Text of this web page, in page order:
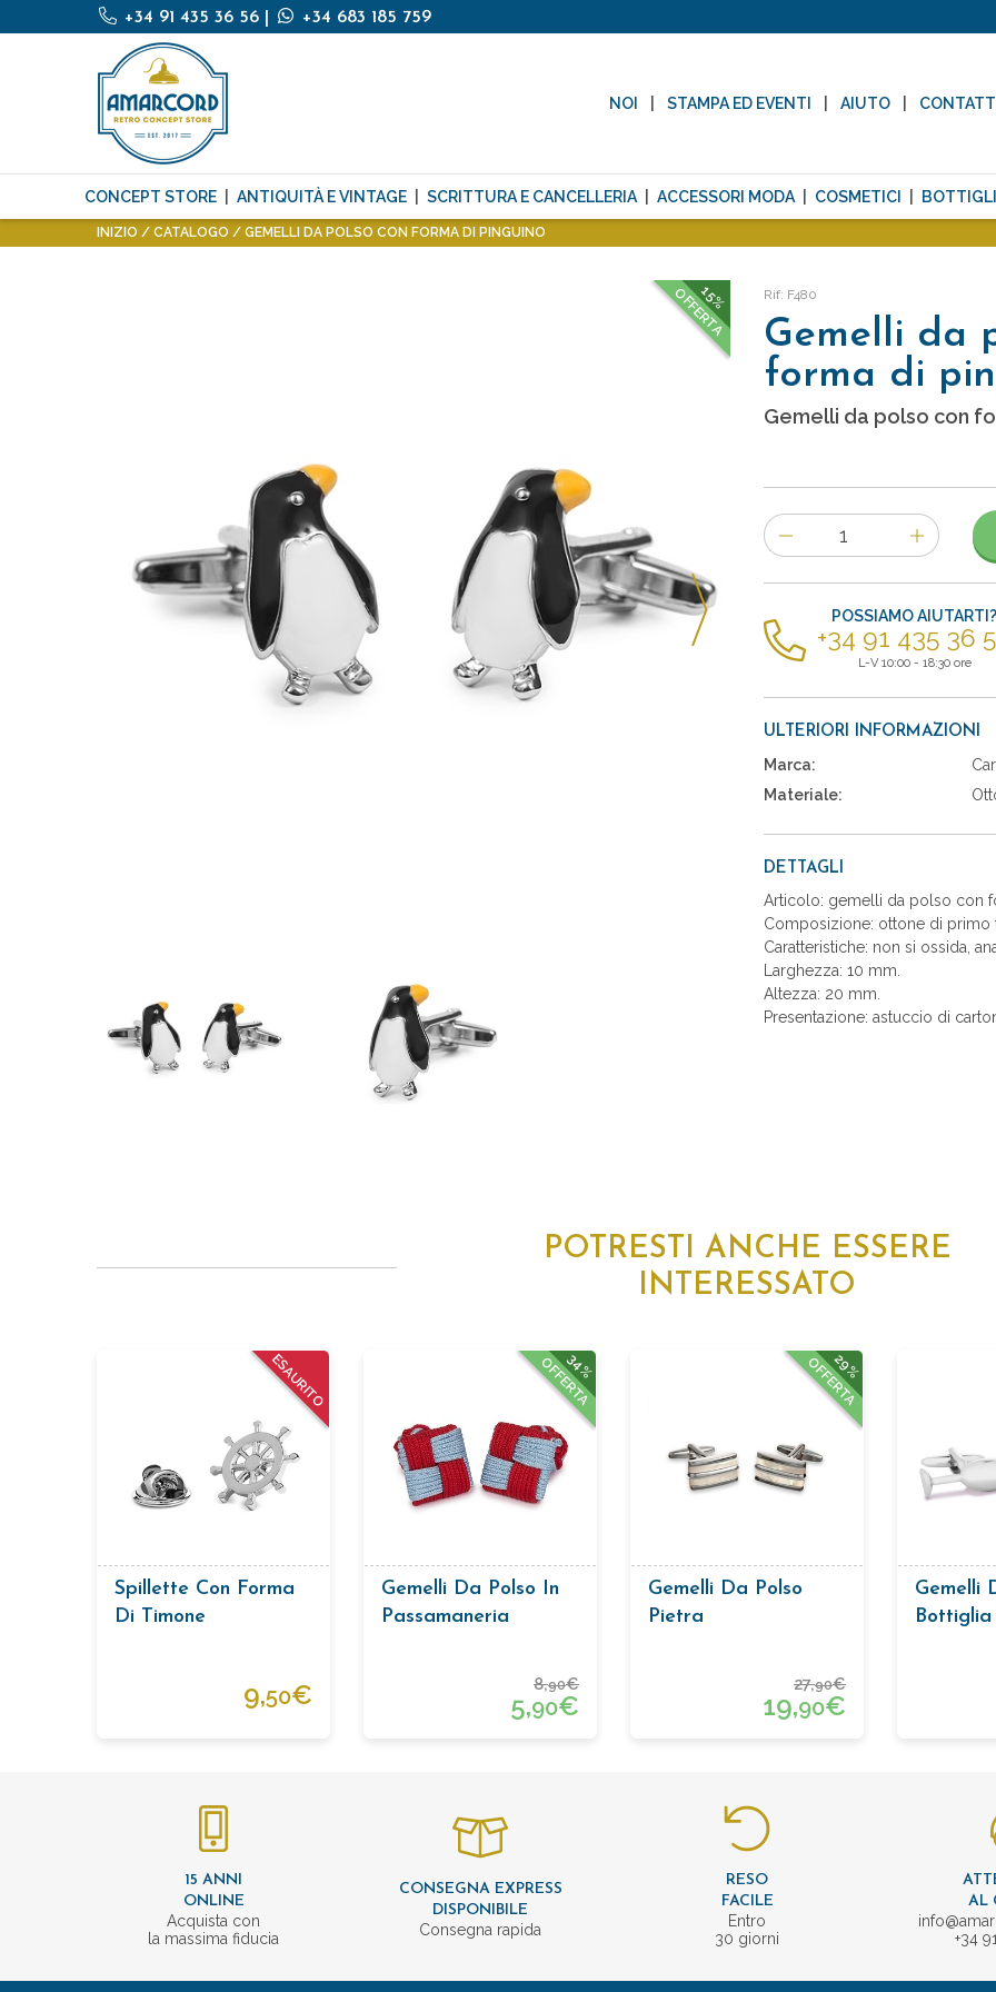
+34 91 435 36 56 +34 683 185 759
NOI STAMPA ED EVENTI AIUTO
CONCEPT STORE ANTIQUITÀ E VINTAGE SCRITTURA E CANCELLERIA ACCESSORI MODA COSMETICI
INIZIO CATALOGO GEMELLI DA POLSO CON FORMA DI PINGUINO
15%
OFFERTA Rif: F480
Gemelli da
forma di
Gemelli da polso con
Numero
di
articoli
POSSIAMO AIUTARTI?
+34 91 435 36
L-V 10:00 - 18:30 ore
ULTERIORI INFORMAZIONI
Marca:
Materiale:
DETTAGLI
Articolo: gemelli da polso con
Composizione: ottone di
Caratteristiche: non si ossida,
Larghezza: 10 mm.
Altezza: 20 mm.
Presentazione: astuccio di
POTRESTI ANCHE ESSERE
INTERESSATO
ESAURITO
Spillette Con Forma
Di Timone
9,50€
34%
OFFERTA
Gemelli Da Polso In
Passamaneria
Quadrati Celeste E
8,90€
5,90€
29%
OFFERTA
Gemelli Da Polso
Pietra
27,90€
19,90€
Gemelli
Bottiglia
15 ANNI
ONLINE
Acquista con
la massima fiducia
CONSEGNA EXPRESS
DISPONIBILE
Consegna rapida
RESO
FACILE
Entro
30 giorni
AL
+34